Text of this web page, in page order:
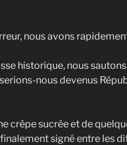
nous avons
historique, nous
nous devenus
crêpe sucrée et de
signé entre les